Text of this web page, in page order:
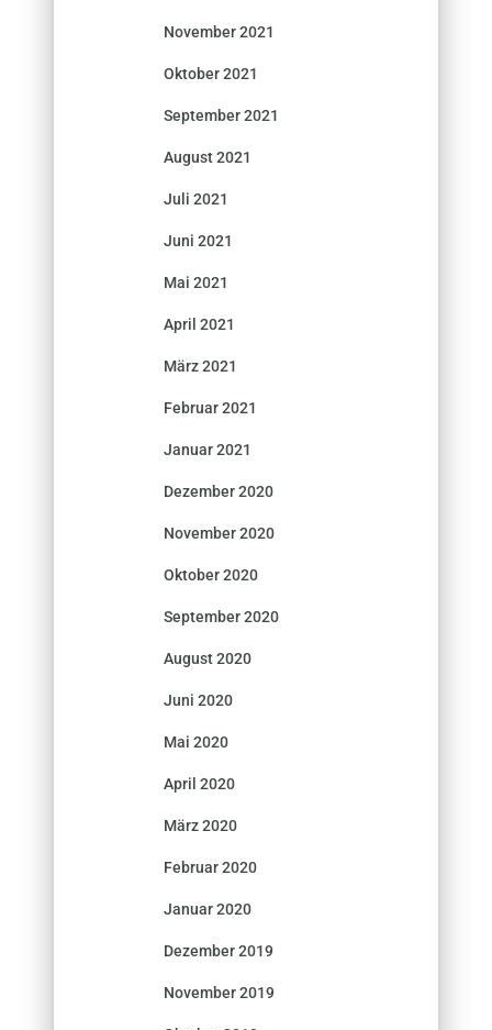
November 2021
Oktober 2021
September 2021
August 2021
Juli 2021
Juni 2021
Mai 2021
April 2021
März 2021
Februar 2021
Januar 2021
Dezember 2020
November 2020
Oktober 2020
September 2020
August 2020
Juni 2020
Mai 2020
April 2020
März 2020
Februar 2020
Januar 2020
Dezember 2019
November 2019